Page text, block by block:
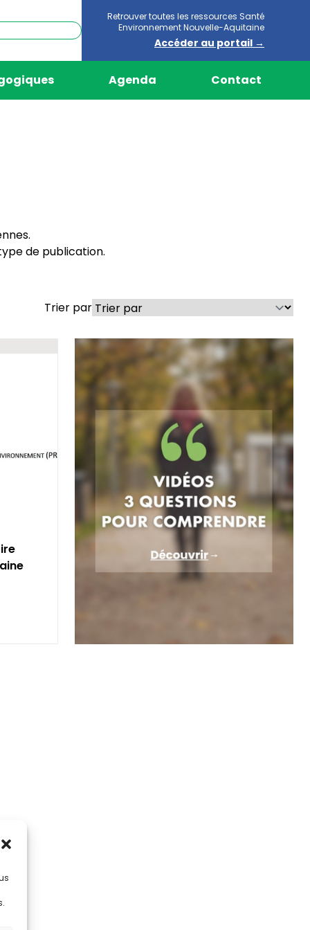
Retrouver toutes les ressources Santé
Environnement Nouvelle-Aquitaine
Accéder au portail →
Agenda Contact
de publication.
Trier par